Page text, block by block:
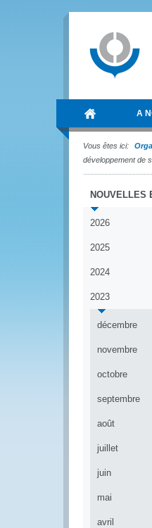
A
Vous êtes ici:
développement de
NOUVELLES
2026
2025
2024
2023
décembre
novembre
octobre
septembre
août
juillet
juin
mai
avril